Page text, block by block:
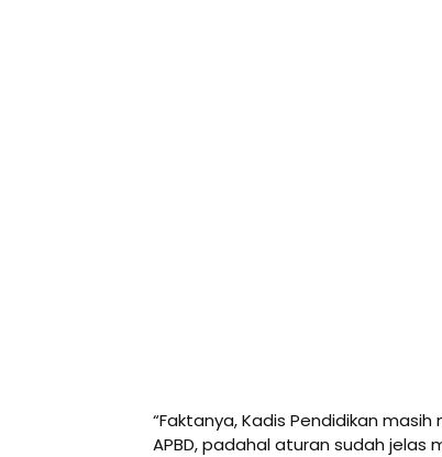
“Faktanya, Kadis Pendidikan
APBD, padahal aturan sudah jelas